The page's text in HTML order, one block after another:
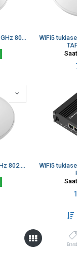
WiFi6 tukiasema 2.4/5/6GHz 802.11b/g/n/ac/ax Free RMS
WiFi5 tukiasema 2.4/5GHz 802.11b/g/n/ac Free RMS